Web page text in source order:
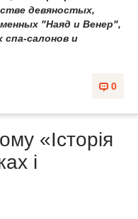
девяностых,
"Наяд и Венер",
спа-салонов и
0
«Історія
і